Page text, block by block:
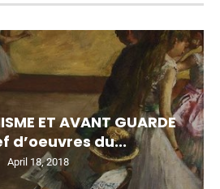
ET AVANT GUARDE
d’oeuvres du...
April 18, 2018